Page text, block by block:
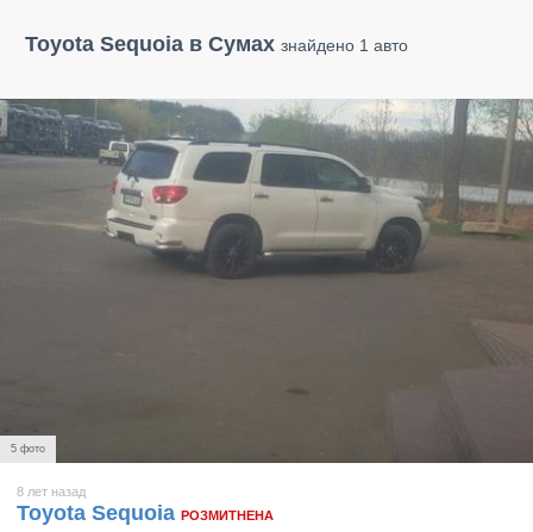
Toyota Sequoia в Сумах знайдено 1 авто
5 фото
8 лет назад
Toyota Sequoia РОЗМИТНЕНА